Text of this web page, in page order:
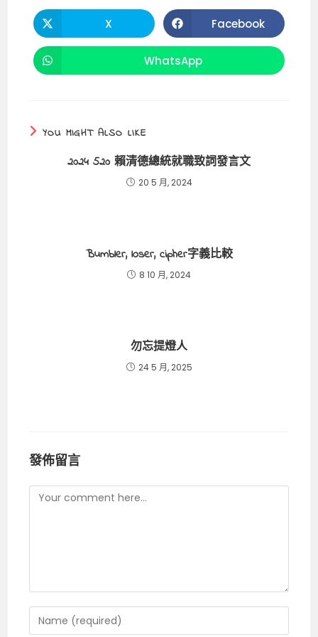
o
o
k
t p
p
n
k
Opens
in
a
X Opens
in
a
Facebook
Opens
in
WhatsApp
YOU MIGHT ALSO LIKE
2024 520 賴清德總統就職致詞發言文
20 5 月, 2024
Bumbler, loser, cipher字義比較
8 10 月, 2024
勿忘提燈人
24 5 月, 2025
發佈留言
Comment
Enter
your